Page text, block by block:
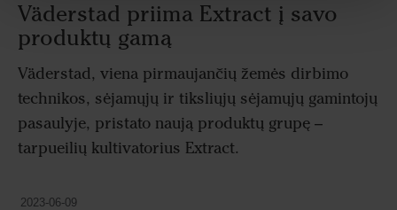
Väderstad priima Extract į savo
produktų gamą
Väderstad, viena pirmaujančių žemės dirbimo
technikos, sėjamųjų ir tiksliųjų sėjamųjų gamintojų
pasaulyje, pristato naują produktų grupę –
tarpueilių kultivatorius Extract.
2023-06-09